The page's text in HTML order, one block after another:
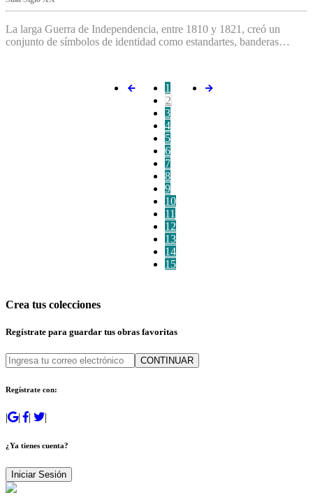
La larga Guerra de Independencia, entre 1810 y 1821, creó un
conjunto de símbolos de identidad como estandartes, banderas…
1
2
3
4
5
6
7
8
9
10
11
12
13
14
15
Crea tus colecciones
Regístrate para guardar tus obras favoritas
CONTINUAR
Regístrate con:
| | | |
¿Ya tienes cuenta?
Iniciar Sesión